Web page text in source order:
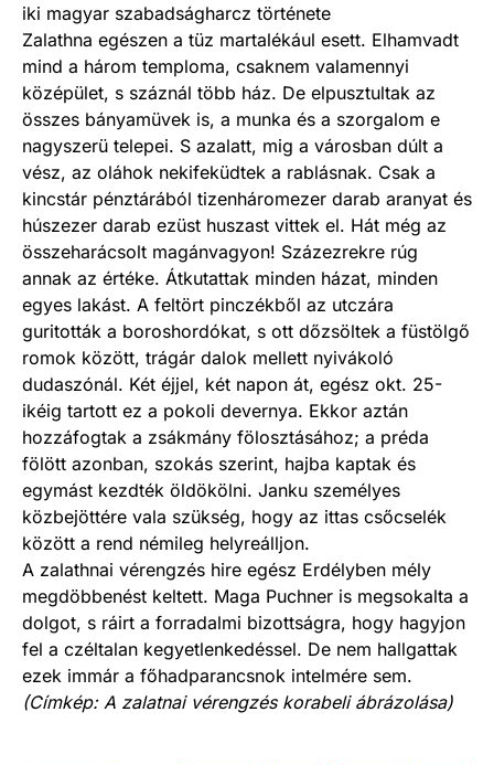
iki magyar szabadságharcz története
Zalathna egészen a tüz martalékául esett. Elhamvadt
mind a három temploma, csaknem valamennyi
középület, s száznál több ház. De elpusztultak az
összes bányamüvek is, a munka és a szorgalom e
nagyszerü telepei. S azalatt, mig a városban dúlt a
vész, az oláhok nekifeküdtek a rablásnak. Csak a
kincstár pénztárából tizenháromezer darab aranyat és
húszezer darab ezüst huszast vittek el. Hát még az
összeharácsolt magánvagyon! Százezrekre rúg
annak az értéke. Átkutattak minden házat, minden
egyes lakást. A feltört pinczékből az utczára
guritották a boroshordókat, s ott dőzsöltek a füstölgő
romok között, trágár dalok mellett nyivákoló
dudaszónál. Két éjjel, két napon át, egész okt. 25-
ikéig tartott ez a pokoli devernya. Ekkor aztán
hozzáfogtak a zsákmány fölosztásához; a préda
fölött azonban, szokás szerint, hajba kaptak és
egymást kezdték öldökölni. Janku személyes
közbejöttére vala szükség, hogy az ittas csőcselék
között a rend némileg helyreálljon.
A zalathnai vérengzés hire egész Erdélyben mély
megdöbbenést keltett. Maga Puchner is megsokalta a
dolgot, s ráirt a forradalmi bizottságra, hogy hagyjon
fel a czéltalan kegyetlenkedéssel. De nem hallgattak
ezek immár a főhadparancsnok intelmére sem.
(Címkép: A zalatnai vérengzés korabeli ábrázolása)